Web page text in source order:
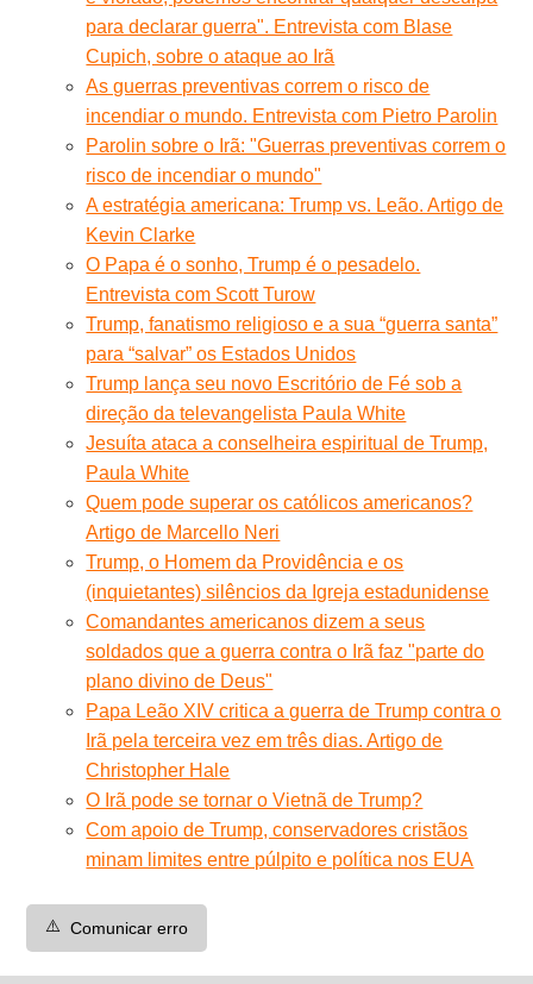
para declarar guerra". Entrevista com Blase
Cupich, sobre o ataque ao Irã
As guerras preventivas correm o risco de
incendiar o mundo. Entrevista com Pietro Parolin
Parolin sobre o Irã: "Guerras preventivas correm o
risco de incendiar o mundo"
A estratégia americana: Trump vs. Leão. Artigo de
Kevin Clarke
O Papa é o sonho, Trump é o pesadelo.
Entrevista com Scott Turow
Trump, fanatismo religioso e a sua “guerra santa”
para “salvar” os Estados Unidos
Trump lança seu novo Escritório de Fé sob a
direção da televangelista Paula White
Jesuíta ataca a conselheira espiritual de Trump,
Paula White
Quem pode superar os católicos americanos?
Artigo de Marcello Neri
Trump, o Homem da Providência e os
(inquietantes) silêncios da Igreja estadunidense
Comandantes americanos dizem a seus
soldados que a guerra contra o Irã faz "parte do
plano divino de Deus"
Papa Leão XIV critica a guerra de Trump contra o
Irã pela terceira vez em três dias. Artigo de
Christopher Hale
O Irã pode se tornar o Vietnã de Trump?
Com apoio de Trump, conservadores cristãos
minam limites entre púlpito e política nos EUA
⚠️ Comunicar erro